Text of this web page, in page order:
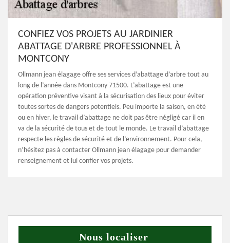
CONFIEZ VOS PROJETS AU JARDINIER
ABATTAGE D'ARBRE PROFESSIONNEL À
MONTCONY
Ollmann jean élagage offre ses services d’abattage d’arbre tout au
long de l’année dans Montcony 71500. L’abattage est une
opération préventive visant à la sécurisation des lieux pour éviter
toutes sortes de dangers potentiels. Peu importe la saison, en été
ou en hiver, le travail d’abattage ne doit pas être négligé car il en
va de la sécurité de tous et de tout le monde. Le travail d’abattage
respecte les règles de sécurité et de l’environnement. Pour cela,
n’hésitez pas à contacter Ollmann jean élagage pour demander
renseignement et lui confier vos projets.
Nous localiser